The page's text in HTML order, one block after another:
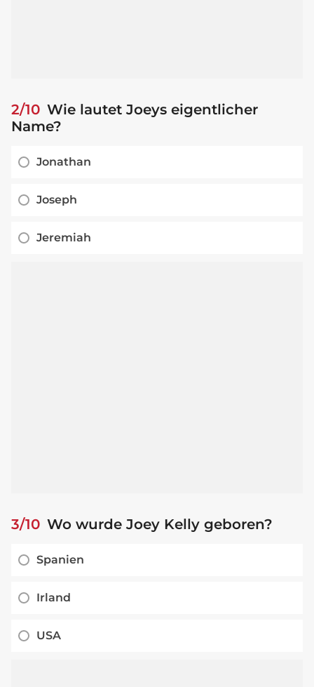
2/10 Wie lautet Joeys eigentlicher
Name?
Jonathan
Joseph
Jeremiah
3/10 Wo wurde Joey Kelly geboren?
Spanien
Irland
USA